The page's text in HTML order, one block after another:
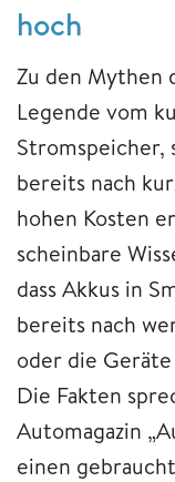
hoch
Zu den Mythen
Legende vom
Stromspeicher,
bereits nach
hohen Kosten
scheinbare
dass Akkus in
bereits nach
oder die
Die Fakten
Automagazin
einen